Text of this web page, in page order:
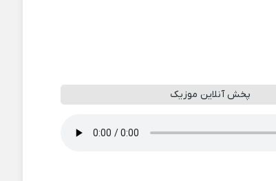
پخش آنلاین موزیک